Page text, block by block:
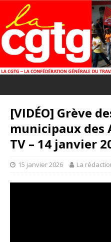
[VIDÉO] Grève
municipaux des
TV – 14 janvier
15 janvier 2026 La